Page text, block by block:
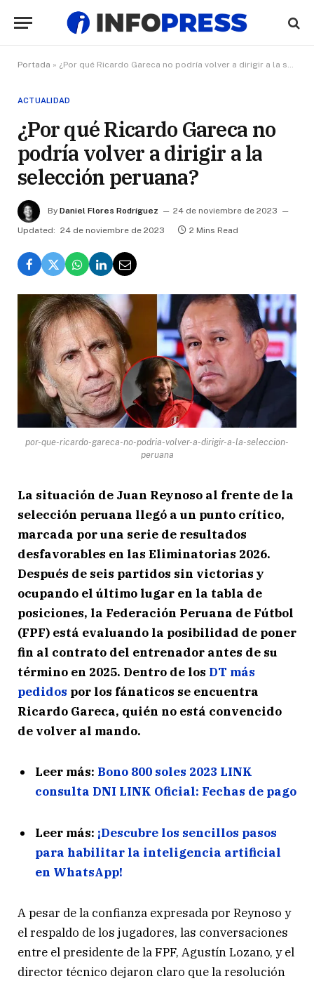
Portada » ¿Por qué Ricardo Gareca no podría volver a dirigir a la selección peruana?
ACTUALIDAD
¿Por qué Ricardo Gareca no
podría volver a dirigir a la
selección peruana?
By Daniel Flores Rodríguez
24 de noviembre de 2023
Updated: 24 de noviembre de 2023 2 Mins Read
por-que-ricardo-gareca-no-podria-volver-a-dirigir-a-la-seleccion-
peruana
La situación de Juan Reynoso al frente de la
selección peruana llegó a un punto crítico,
marcada por una serie de resultados
desfavorables en las Eliminatorias 2026.
Después de seis partidos sin victorias y
ocupando el último lugar en la tabla de
posiciones, la Federación Peruana de Fútbol
(FPF) está evaluando la posibilidad de poner
fin al contrato del entrenador antes de su
término en 2025. Dentro de los DT más
pedidos por los fánaticos se encuentra
Ricardo Gareca, quién no está convencido
de volver al mando.
Leer más: Bono 800 soles 2023 LINK
consulta DNI LINK Oficial: Fechas de pago
Leer más: ¡Descubre los sencillos pasos
para habilitar la inteligencia artificial
en WhatsApp!
A pesar de la confianza expresada por Reynoso y
el respaldo de los jugadores, las conversaciones
entre el presidente de la FPF, Agustín Lozano, y el
director técnico dejaron claro que la resolución